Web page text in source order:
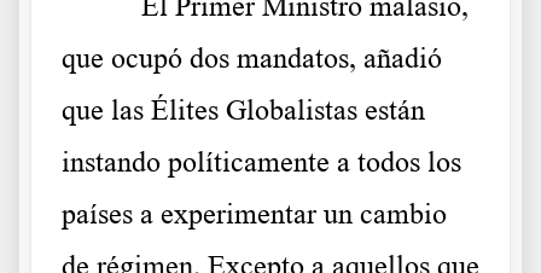
que ocupó dos mandatos, añadió
que las Élites Globalistas están
instando políticamente a todos los
países a experimentar un cambio
de régimen. Excepto a aquellos que